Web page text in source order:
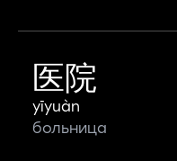
医院
yīyuàn
больница